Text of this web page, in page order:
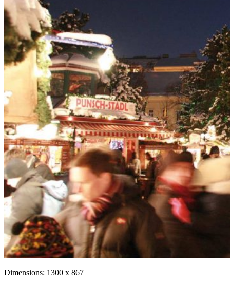
Dimensions: 1300 x 867